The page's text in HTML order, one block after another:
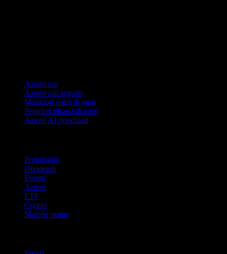
Azioni top
Azioni più seguite
Maggiori rialzi di oggi
Peggiori ribassi di oggi
Azioni AI principali
Portafoglio
Dividendi
Eventi
Azioni
ETF
Crypto
Materie prime